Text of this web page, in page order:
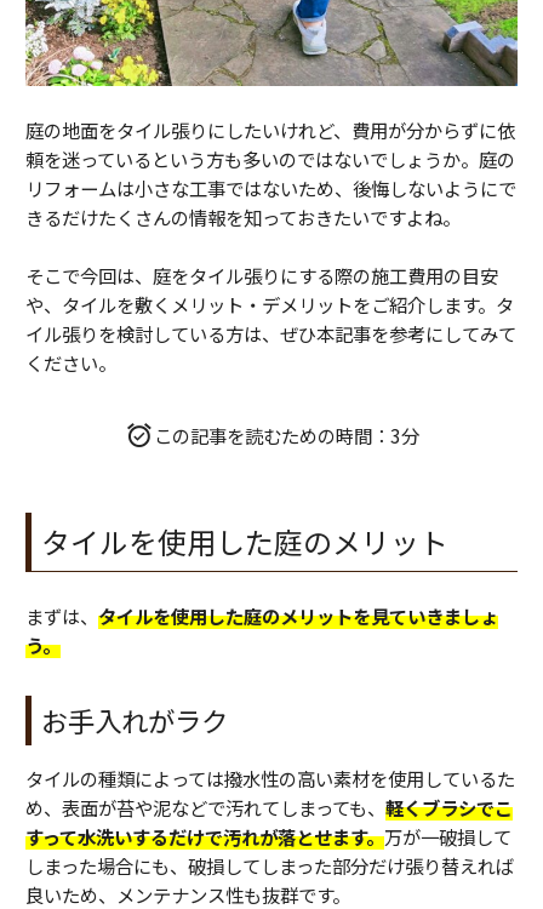
庭の地面をタイル張りにしたいけれど、費用が分からずに依
頼を迷っているという方も多いのではないでしょうか。庭の
リフォームは小さな工事ではないため、後悔しないようにで
きるだけたくさんの情報を知っておきたいですよね。
そこで今回は、庭をタイル張りにする際の施工費用の目安
や、タイルを敷くメリット・デメリットをご紹介します。タ
イル張りを検討している方は、ぜひ本記事を参考にしてみて
ください。
この記事を読むための時間：3分
タイルを使用した庭のメリット
まずは、 タイルを使用した庭のメリットを見ていきましょ
う。
お手入れがラク
タイルの種類によっては撥水性の高い素材を使用しているた
め、表面が苔や泥などで汚れてしまっても、 軽くブラシでこ
すって水洗いするだけで汚れが落とせます。万が一破損して
しまった場合にも、破損してしまった部分だけ張り替えれば
良いため、メンテナンス性も抜群です。